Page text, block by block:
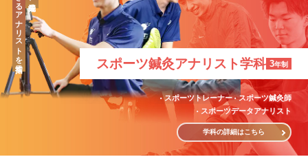
スポーツ鍼灸アナリスト学科 3年制
スポーツトレーナー
スポーツ鍼灸師
スポーツデータアナリスト
学科の詳細はこちら